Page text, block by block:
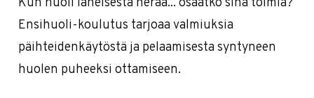
Ensihuoli-koulutus tarjoaa valmiuksia
päihteidenkäytöstä ja pelaamisesta syntyneen
huolen puheeksi ottamiseen.